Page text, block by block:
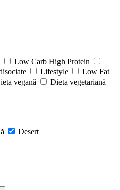
Low Carb High Protein
Lifestyle
Low Fat
vegană Dieta vegetariană
Desert